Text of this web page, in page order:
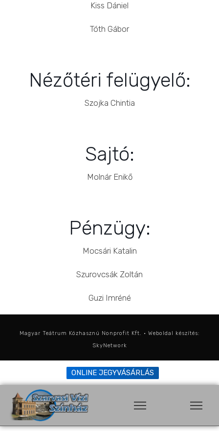
Kiss Dániel
Tóth Gábor
Nézőtéri felügyelő:
Szojka Chintia
Sajtó:
Molnár Enikő
Pénzügy:
Mocsári Katalin
Szurovcsák Zoltán
Guzi Imréné
Magyar Teátrum Közhasznú Nonprofit Kft. • Weboldal készítés:
SkyNetwork
ONLINE JEGYVÁSÁRLÁS